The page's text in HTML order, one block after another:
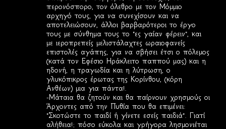
περονόσπορο, τον όλεθρο με τον Μόμμιο
αρχηγό τους, για να συνεχίσουν και να
αποτελειώσουν, άλλοι βαρβαρότεροι το έργο
τους με σύνθημα τους το "ες γαίαν φέρειν", και
με ιεροπρεπείς μελιστάλαχτες ωραιοφανείς
επιστολές αγάπης, για να σβήσει έτσι ο πόλεμος
(κατά τον Εφέσιο Ηράκλειτο παππού μας) και η
ηδονή, η τραγωδία και η λύτρωση, ο
γλυκόπικρος έρωτας της Κορίνθου, (κόρη
Ανθέων) μια για πάντα!.
-Μάταια θα ζητούν και θα παίρνουν χρησμούς οι
Άρχοντες από την Πυθία που θα επιμένει:
"Σκοτώστε το παιδί ή γίνετε εσείς παιδιά". Γιατί
αλήθεια!; πόσο εύκολα και γρήγορα λησμονιέται